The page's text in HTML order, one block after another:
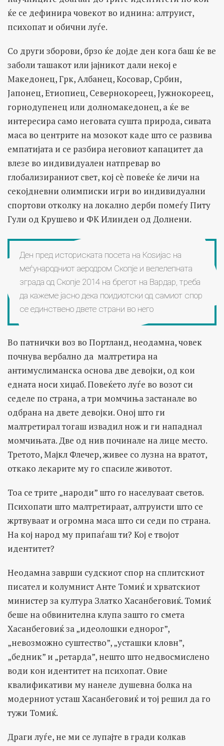
ќе се дефинира човекот во иднина: алтруист,
психопат и обични луѓе.
Со други зборови, брзо ќе дојде ден кога баш ќе ве
заболи ташакот или јајникот дали некој е
Македонец, Грк, Албанец, Косовар, Србин,
Јапонец, Етиопиец, Севернокореец, Јужнокореец,
горнодупенец или долномакедонец, а ќе ве
интересира само неговата сушта природа, сивата
маса во центрите на мозокот каде што се развива
емпатијата и се разбира неговиот капацитет да
влезе во индивидуален натпревар во
глобализираниот свет, кој сè повеќе ќе личи на
секојдневни олимписки игри во индивидуални
спортови отколку на локално дерби помеѓу Питу
Гули од Крушево и ФК Илинден од Долнени.
Ден пред историската посета на Коѕијас на
меѓународниот аеродром Скопје и велелепната
зграда од Скопје 2014 на брегот на Вардар, треба
да кажеме јасно дека поидиотски од самиот спор
се единствено двете страни во него
Во патнички воз во Портланд, неодамна, човек
почнува вербално да малтретира на
антимуслиманска основа две девојки, од кои
едната носи хиџаб. Повеќето луѓе во возот си
седеле по страна, а три момчиња застанале во
одбрана на двете девојки. Оној што ги
малтретирал тогаш извадил нож и ги нападнал
момчињата. Две од нив починале на лице место.
Третото, Мајкл Флечер, живее со лузна на вратот,
откако лекарите му го спасиле животот.
Тоа се трите „народи” што го населуваат светов.
Психопати што малтретираат, алтруисти што се
жртвуваат и огромна маса што си седи по страна.
На кој народ му припаѓаш ти? Кој е твојот
идентитет?
Неодамна заврши судскиот спор на сплитскиот
писател и колумнист Анте Томиќ и хрватскиот
министер за култура Златко Хасанбеговиќ. Томиќ
беше на обвинителна клупа зашто го смета
Хасанбеговиќ за „идеолошки еднорог”,
„невозможно суштество”, „усташки кловн”,
„бедник” и „ретарда”, нешто што недвосмислено
води кон идентитет на психопат. Овие
квалификативи му нанеле душевна болка на
модерниот усташ Хасанбеговиќ и тој решил да го
тужи Томиќ.
Драги луѓе, не ми се лупајте в гради колкав